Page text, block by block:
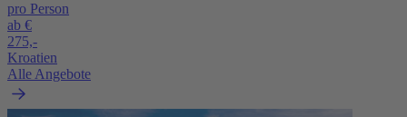
pro Person
ab €
275,-
Kroatien
Alle Angebote